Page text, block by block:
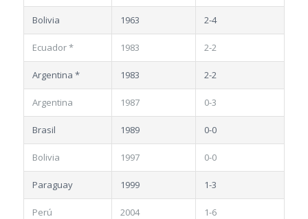
Bolivia 1963 2-4
Ecuador * 1983 2-2
Argentina * 1983 2-2
Argentina 1987 0-3
Brasil 1989 0-0
Bolivia 1997 0-0
Paraguay 1999 1-3
Perú 2004 1-6